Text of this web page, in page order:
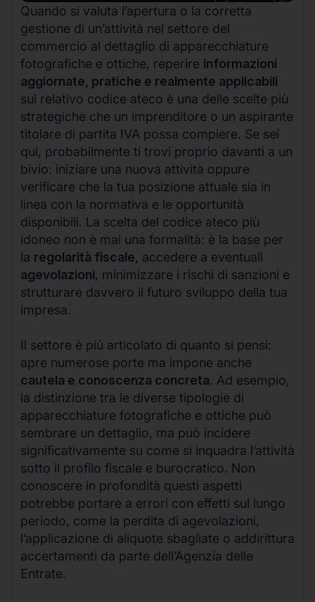
Quando si valuta l’apertura o la corretta
gestione di un’attività nel settore del
commercio al dettaglio di apparecchiature
fotografiche e ottiche, reperire informazioni
aggiornate, pratiche e realmente applicabili
sul relativo codice ateco è una delle scelte più
strategiche che un imprenditore o un aspirante
titolare di partita IVA possa compiere. Se sei
qui, probabilmente ti trovi proprio davanti a un
bivio: iniziare una nuova attività oppure
verificare che la tua posizione attuale sia in
linea con la normativa e le opportunità
disponibili. La scelta del codice ateco più
idoneo non è mai una formalità: è la base per
la regolarità fiscale, accedere a eventuali
agevolazioni, minimizzare i rischi di sanzioni e
strutturare davvero il futuro sviluppo della tua
impresa.
Il settore è più articolato di quanto si pensi:
apre numerose porte ma impone anche
cautela e conoscenza concreta. Ad esempio,
la distinzione tra le diverse tipologie di
apparecchiature fotografiche e ottiche può
sembrare un dettaglio, ma può incidere
significativamente su come si inquadra l’attività
sotto il profilo fiscale e burocratico. Non
conoscere in profondità questi aspetti
potrebbe portare a errori con effetti sul lungo
periodo, come la perdita di agevolazioni,
l’applicazione di aliquote sbagliate o addirittura
accertamenti da parte dell’Agenzia delle
Entrate.